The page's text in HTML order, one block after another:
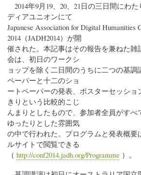
2014年9月19、20、21日の三日間にわ
ディアユニオンにて
Japanese Association for Digital Humanities
2014（JADH2014）が開
催された。本記事はその報告を兼ねた雑
会は、初日のワークシ
ョップを除く二日間のうちに二つの基
ペーパーと十二のショ
ートペーパーの発表、ポスターセッショ
きりという比較的こじ
んまりとしたもので、参加者全員がすべ
ゆったりとした雰囲気
の中で行われた。プログラムと発表概要
ルサイトで閲覧できる
（ http://conf2014.jadh.org/Programme ）。